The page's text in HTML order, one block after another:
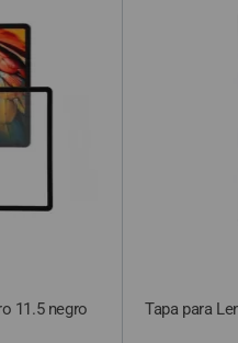
11.5 negro Tapa para